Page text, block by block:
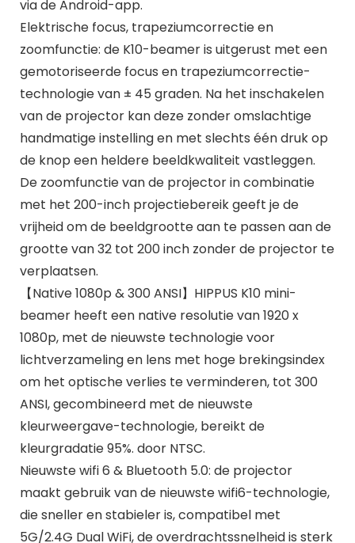
via de Android-app.
Elektrische focus, trapeziumcorrectie en
zoomfunctie: de K10-beamer is uitgerust met een
gemotoriseerde focus en trapeziumcorrectie-
technologie van ± 45 graden. Na het inschakelen
van de projector kan deze zonder omslachtige
handmatige instelling en met slechts één druk op
de knop een heldere beeldkwaliteit vastleggen.
De zoomfunctie van de projector in combinatie
met het 200-inch projectiebereik geeft je de
vrijheid om de beeldgrootte aan te passen aan de
grootte van 32 tot 200 inch zonder de projector te
verplaatsen.
【Native 1080p & 300 ANSI】HIPPUS K10 mini-
beamer heeft een native resolutie van 1920 x
1080p, met de nieuwste technologie voor
lichtverzameling en lens met hoge brekingsindex
om het optische verlies te verminderen, tot 300
ANSI, gecombineerd met de nieuwste
kleurweergave-technologie, bereikt de
kleurgradatie 95%. door NTSC.
Nieuwste wifi 6 & Bluetooth 5.0: de projector
maakt gebruik van de nieuwste wifi6-technologie,
die sneller en stabieler is, compatibel met
5G/2.4G Dual WiFi, de overdrachtssnelheid is sterk